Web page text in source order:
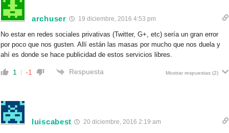
archuser 19 diciembre, 2016 4:53 pm
No estar en redes sociales privativas (Twitter, G+, etc) sería un gran error
por poco que nos gusten. Allí están las masas por mucho que nos duela y
ahí es donde se hace publicidad de estos servicios libres.
1 -1 Respuesta Mostrar respuestas (2)
luiscabest 20 diciembre, 2016 2:19 am